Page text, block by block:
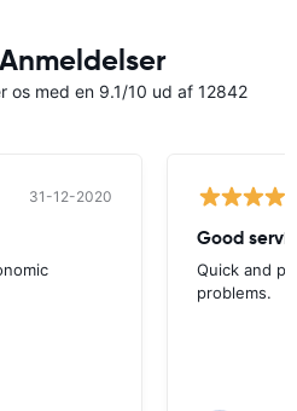
os med en 9.1/10 ud af 12842
31-12-2020
Good
Quick and
problems.